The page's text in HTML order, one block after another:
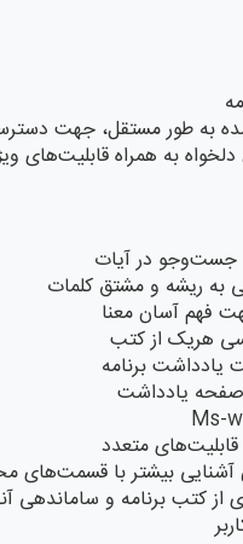
به طور مستقل، جهت
به همراه قابلیت‌های
جست‌وجو در آیات
به ریشه و مشتق کلمات
فهم آسان معنا
هریک از کتب
یادداشت برنامه
صفحه یادداشت
متعدد
بیشتر با قسمت‌های
از کتب برنامه و ساماندهی